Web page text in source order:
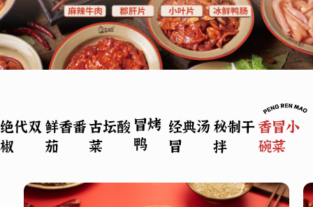
绝代双
椒
鲜香番
茄
古坛酸
菜
冒烤
鸭
经典汤
冒
秘制干
拌
香冒小
碗菜